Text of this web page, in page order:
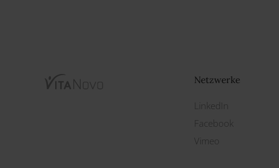
Netzwerke
LinkedIn
Facebook
Vimeo